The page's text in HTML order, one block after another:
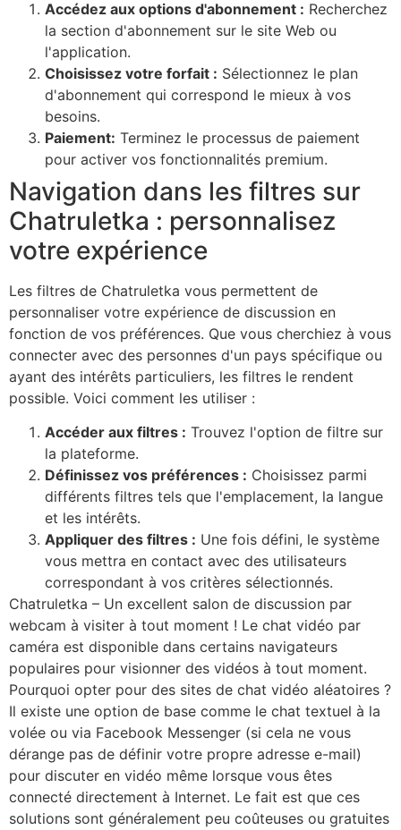
Accédez aux options d'abonnement : Recherchez
la section d'abonnement sur le site Web ou
l'application.
Choisissez votre forfait : Sélectionnez le plan
d'abonnement qui correspond le mieux à vos
besoins.
Paiement: Terminez le processus de paiement
pour activer vos fonctionnalités premium.
Navigation dans les filtres sur
Chatruletka : personnalisez
votre expérience
Les filtres de Chatruletka vous permettent de
personnaliser votre expérience de discussion en
fonction de vos préférences. Que vous cherchiez à vous
connecter avec des personnes d'un pays spécifique ou
ayant des intérêts particuliers, les filtres le rendent
possible. Voici comment les utiliser :
Accéder aux filtres : Trouvez l'option de filtre sur
la plateforme.
Définissez vos préférences : Choisissez parmi
différents filtres tels que l'emplacement, la langue
et les intérêts.
Appliquer des filtres : Une fois défini, le système
vous mettra en contact avec des utilisateurs
correspondant à vos critères sélectionnés.
Chatruletka – Un excellent salon de discussion par
webcam à visiter à tout moment ! Le chat vidéo par
caméra est disponible dans certains navigateurs
populaires pour visionner des vidéos à tout moment.
Pourquoi opter pour des sites de chat vidéo aléatoires ?
Il existe une option de base comme le chat textuel à la
volée ou via Facebook Messenger (si cela ne vous
dérange pas de définir votre propre adresse e-mail)
pour discuter en vidéo même lorsque vous êtes
connecté directement à Internet. Le fait est que ces
solutions sont généralement peu coûteuses ou gratuites